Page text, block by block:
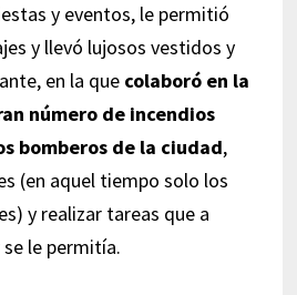
y eventos, le permitió
y llevó lujosos vestidos y
en la que colaboró en la
número de incendios
bomberos de la ciudad,
(en aquel tiempo solo los
y realizar tareas que a
le permitía.